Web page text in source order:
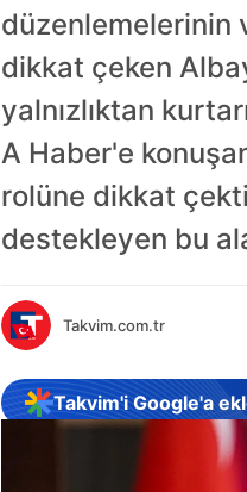
düzenlemelerinin
dikkat çeken
yalnızlıktan
A Haber'e
rolüne dikkat
destekleyen bu
Takvim.com.tr
Takvim'i Google'a